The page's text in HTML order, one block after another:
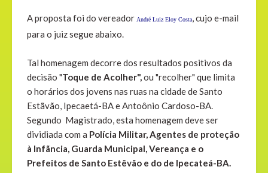
A proposta foi do vereador André Luiz Eloy Costa, cujo e-mail
para o juiz segue abaixo.
Tal homenagem decorre dos resultados positivos da
decisão "Toque de Acolher",ou "recolher" que limita
o horários dos jovens nas ruas na cidade de Santo
Estãvão, Ipecaetá-BA e Antoônio Cardoso-BA.
Segundo Magistrado, esta homenagem deve ser
dividiada com a Polícia Militar, Agentes de proteção
à Infãncia, Guarda Municipal, Vereança e o
Prefeitos de Santo Estêvão e do de Ipecateá-BA.